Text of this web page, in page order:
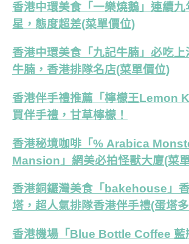
香港中環美食「一樂燒鵝」連續九
星，態度超差(菜單價位)
香港中環美食「九記牛腩」必吃上
牛腩，香港排隊名店(菜單價位)
香港伴手禮推薦「檸檬王Lemon
買伴手禮，甘草檸檬！
香港秘境咖啡「% Arabica
Mansion」網美必拍怪獸大廈(菜
香港銅鑼灣美食「bakehouse」
塔，超人氣排隊香港伴手禮(蛋塔
香港機場「Blue Bottle Coffee 藍